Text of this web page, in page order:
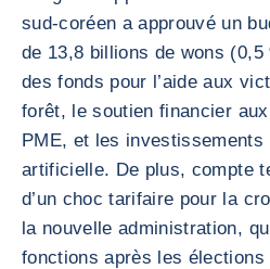
sud-coréen a approuvé un
de 13,8 billions de wons
des fonds pour l’aide aux
forêt, le soutien financier
PME, et les investissements
artificielle. De plus, compte
d’un choc tarifaire pour la
la nouvelle administration,
fonctions après les